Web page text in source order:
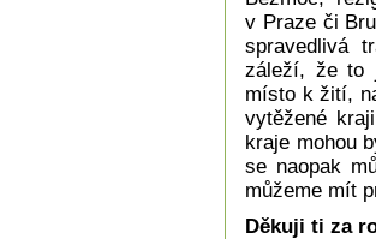
v Praze či
spravedlivá
záleží, že to
místo k žití,
vytěžené
kraje mohou
se naopak
můžeme mít
Děkuji ti za